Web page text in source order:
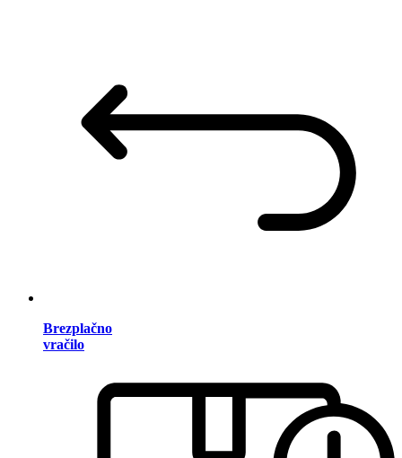
Brezplačno
vračilo